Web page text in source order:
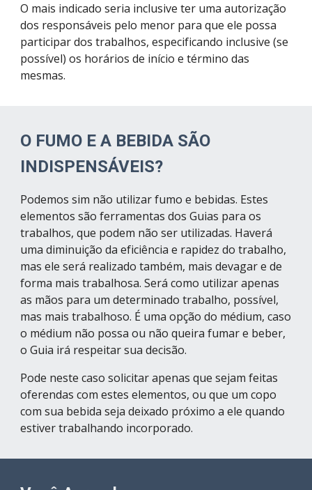
O mais indicado seria inclusive ter uma autorização
dos responsáveis pelo menor para que ele possa
participar dos trabalhos, especificando inclusive (se
possível) os horários de início e término das
mesmas.
O FUMO E A BEBIDA SÃO
INDISPENSÁVEIS?
Podemos sim não utilizar fumo e bebidas. Estes
elementos são ferramentas dos Guias para os
trabalhos, que podem não ser utilizadas. Haverá
uma diminuição da eficiência e rapidez do trabalho,
mas ele será realizado também, mais devagar e de
forma mais trabalhosa. Será como utilizar apenas
as mãos para um determinado trabalho, possível,
mas mais trabalhoso. É uma opção do médium, caso
o médium não possa ou não queira fumar e beber,
o Guia irá respeitar sua decisão.
Pode neste caso solicitar apenas que sejam feitas
oferendas com estes elementos, ou que um copo
com sua bebida seja deixado próximo a ele quando
estiver trabalhando incorporado.